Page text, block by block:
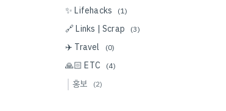
✨ Lifehacks (1)
🔗 Links | Scrap (3)
✈️ Travel (0)
🙏🏻 ETC (4)
홍보 (2)